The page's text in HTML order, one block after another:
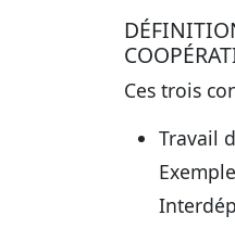
Ces trois
Travail